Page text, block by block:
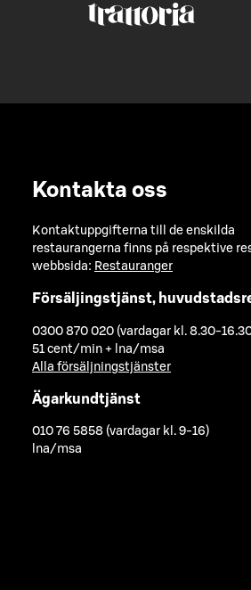
Kontakta oss
Kontaktuppgifterna till de enskilda
restaurangerna finns på respektive
webbsida: Restauranger
Försäljingstjänst,
0300 870 020 (vardagar kl. 8.30-
51 cent/min + lna/msa
Alla försäljningstjänster
Ägarkundtjänst
010 76 5858 (vardagar kl. 9-16)
lna/msa